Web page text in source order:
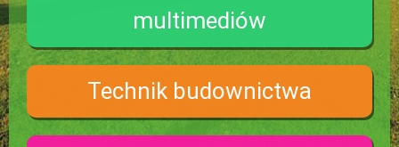
multimediów
Technik budownictwa